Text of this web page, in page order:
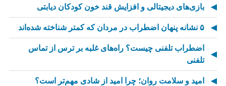
بازی‌های دیجیتالی و افزایش قند خون کودکان دیابتی
۵ نشانه پنهان اضطراب در مردان که کمتر شناخته شده‌اند
اضطراب تلفنی چیست؟ راه‌های غلبه بر ترس از تماس
تلفنی
امید و سلامت روان؛ چرا امید از شادی مهم‌تر است؟